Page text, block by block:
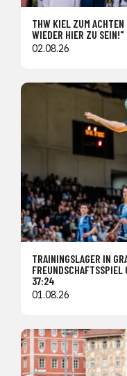
THW KIEL ZUM
WIEDER HIER ZU SEIN!"
02.08.26
TRAININGSLAGER IN
37:24
01.08.26